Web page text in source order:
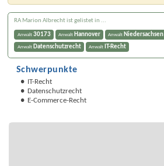
RA Marion Albrecht ist gelistet in ...
Anwalt 30173 Anwalt Hannover Anwalt Niedersachsen
Anwalt Datenschutzrecht Anwalt IT-Recht
Schwerpunkte
IT-Recht
Datenschutzrecht
E-Commerce-Recht